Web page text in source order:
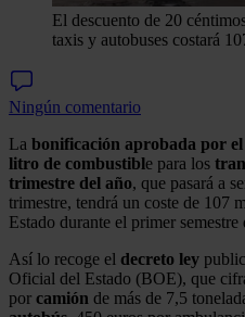
El descuento de 20
taxis y autobuses costará
Ningún comentario
La bonificación aprobada por
litro de combustible para los
trimestre del año, que pasará a
trimestre, tendrá un coste de 107
Estado durante el primer semestre
Así lo recoge el decreto ley
Oficial del Estado (BOE), que
por camión de más de 7,5